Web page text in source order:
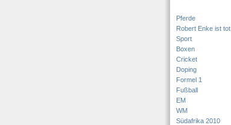
Pferde
Robert Enke ist tot
Sport
Boxen
Cricket
Doping
Formel 1
Fußball
EM
WM
Südafrika 2010